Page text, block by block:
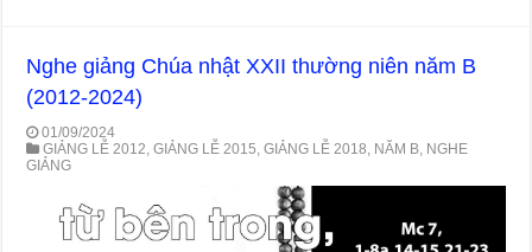
Nghe giảng Chúa nhật XXII thường niên năm B
(2012-2024)
01/09/2024
GIẢNG LỄ 2012,GIẢNG LỄ 2015,GIẢNG LỄ 2018, NĂM B, NGHE
GIẢNG